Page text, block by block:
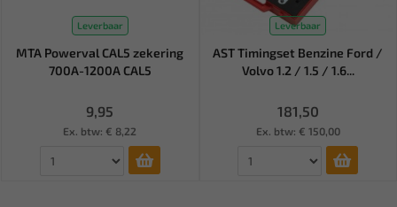
Leverbaar
MTA Powerval CAL5 zekering
700A-1200A CAL5
9,95
Ex. btw: € 8,22
Leverbaar
AST Timingset Benzine Ford /
Volvo 1.2 / 1.5 / 1.6...
181,50
Ex. btw: € 150,00